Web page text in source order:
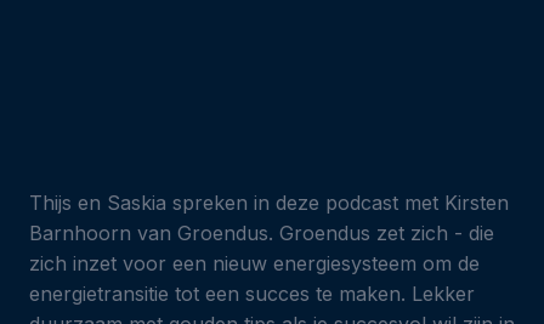
Thijs en Saskia spreken in deze podcast met Kirsten
Barnhoorn van Groendus. Groendus zet zich - die
zich inzet voor een nieuw energiesysteem om de
energietransitie tot een succes te maken. Lekker